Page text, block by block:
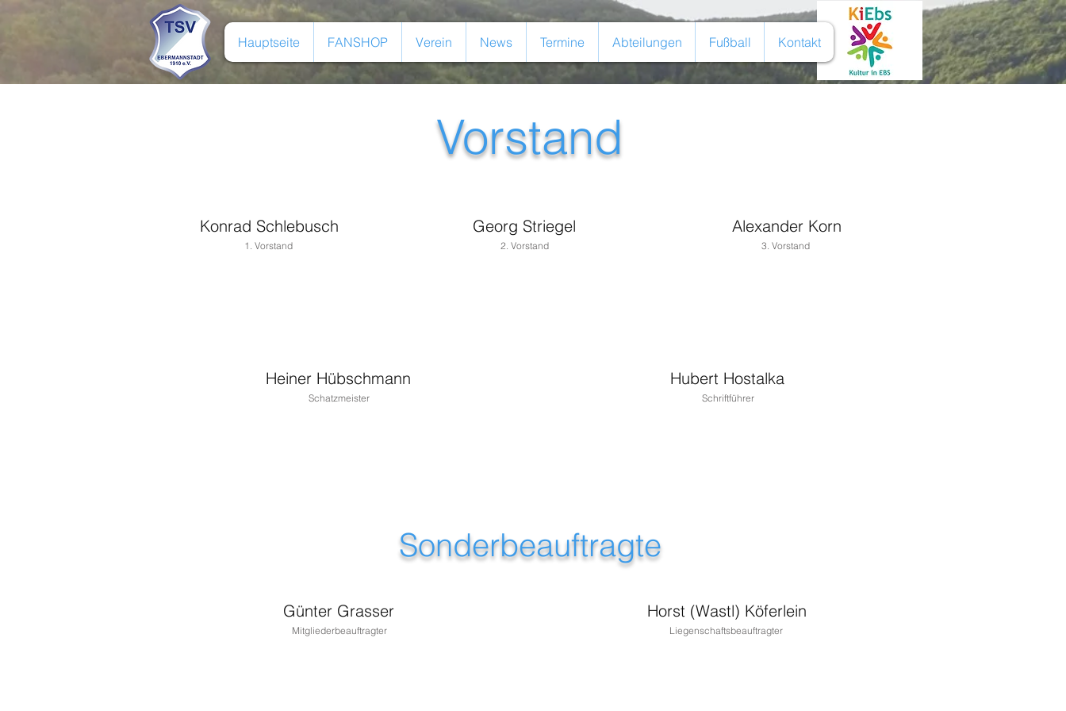
Hauptseite FANSHOP Verein News Termine Abteilungen Fußball Kontakt
Vorstand
Konrad Schlebusch
1. Vorstand
Georg Striegel
2. Vorstand
Alexander Korn
3. Vorstand
Heiner Hübschmann
Schatzmeister
Hubert Hostalka
Schriftführer
Sonderbeauftragte
Günter Grasser
Mitgliederbeauftragter
Horst (Wastl) Köferlein
Liegenschaftsbeauftragter